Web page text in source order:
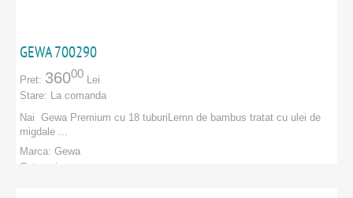
GEWA 700290
Pret: 36000 Lei
Stare: La comanda
Nai Gewa Premium cu 18 tuburiLemn de bambus tratat cu ulei de
migdale ...
Marca: Gewa
Categorie: